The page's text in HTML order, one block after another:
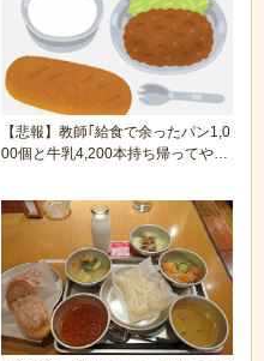
【悲報】教師｢給食で余ったパン1,0
00個と牛乳4,200本持ち帰ってやっ